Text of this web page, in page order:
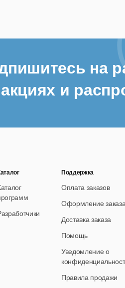
на
и
Поддержка
Оплата заказов
Оформление
Доставка заказа
Помощь
Уведомление о
Правила продажи